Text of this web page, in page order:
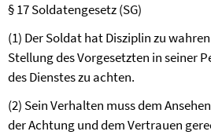
§ 17 Soldatengesetz (SG)
(1) Der Soldat hat Disziplin zu
Stellung des Vorgesetzten in seiner
des Dienstes zu achten.
(2) Sein Verhalten muss dem
der Achtung und dem Vertrauen